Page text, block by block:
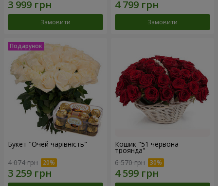
Замовити Замовити
Букет "Очей чарівність"
4 074 грн
Кошик "51 червона
троянда"
6 570 грн